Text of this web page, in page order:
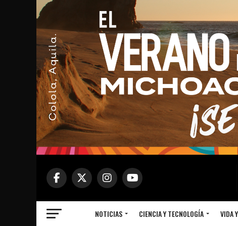
NOTICIAS CIENCIA Y TECNOLOGÍA VIDA